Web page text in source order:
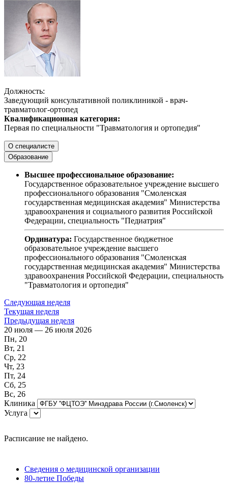
Должность:
Заведующий консультативной поликлиникой - врач-
травматолог-ортопед
Квалификационная категория:
Первая по специальности "Травматология и ортопедия"
О специалисте
Образование
Высшее профессиональное образование:
Государственное образовательное учреждение высшего
профессионального образования "Смоленская
государственная медицинская академия" Министерства
здравоохранения и социального развития Российской
Федерации, специальность "Педиатрия"
Ординатура: Государственное бюджетное
образовательное учреждение высшего
профессионального образования "Смоленская
государственная медицинская академия" Министерства
здравоохранения Российской Федерации, специальность
"Травматология и ортопедия"
Следующая неделя
Текущая неделя
Предыдущая неделя
20 июля — 26 июля 2026
Пн, 20
Вт, 21
Ср, 22
Чт, 23
Пт, 24
Сб, 25
Вс, 26
Клиника
Услуга
Расписание не найдено.
Сведения о медицинской организации
80-летие Победы